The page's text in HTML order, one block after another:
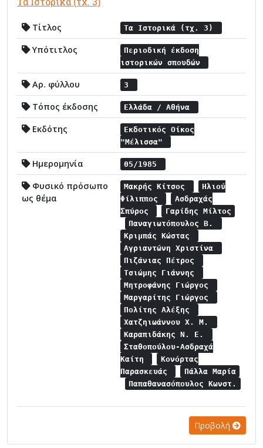
Τίτλος Τα Ιστορικά (τχ. 3)
Υπότιτλος
Περιοδική έκδοση
ιστορικών σπουδών
Αρ. φύλλου 3
Τόπος έκδοσης Ελλάδα / Αθήνα
Εκδότης
Εκδοτικός Οίκος
"Μέλισσα"
Ημερομηνία 05/1985
Φυσικό πρόσωπο
ως θέμα
Μακρής Κίτσος
Ηλιού
Φίλιππος
Ασδραχάς
Σπύρος
Γαρίδης Μίλτος
Παναγιωτόπουλος Β.
Κριμπάς Κώστας
Αγριαντώνη Χριστίνα
Πιζάνιας Πέτρος
Τσιώμης Γιάννης
Μητροφάνης Γιώργος
Μαργαρίτης Γιώργος
Πολίτης Αλέξης
Χατζηιωάννου Χ. Μ.
Καραπιδάκης Ν. Ε.
Σταθοπούλου-Ασδραχά
Καίτη
Κονόρτας
Παρασκευάς
Πάλλα Μαρία
Παπαθανασόπουλος Κωνστ.
Προβολή